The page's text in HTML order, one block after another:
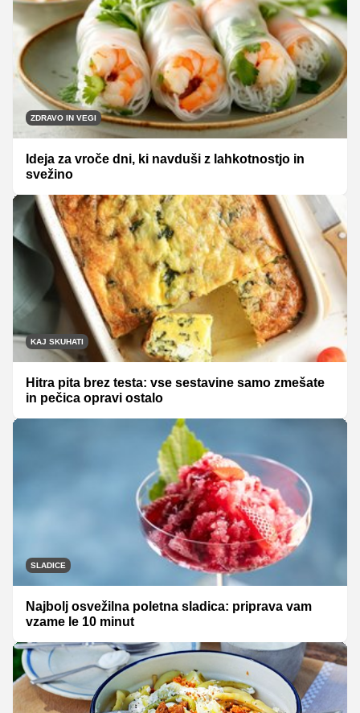
ZDRAVO IN VEGI
Ideja za vroče dni, ki navduši z lahkotnostjo in
svežino
KAJ SKUHATI
Hitra pita brez testa: vse sestavine samo zmešate
in pečica opravi ostalo
SLADICE
Najbolj osvežilna poletna sladica: priprava vam
vzame le 10 minut